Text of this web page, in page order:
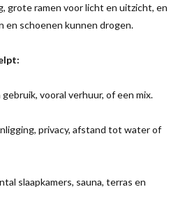
grote ramen voor licht en uitzicht, en
en schoenen kunnen drogen.
vooral verhuur, of een mix.
privacy, afstand tot water of
slaapkamers, sauna, terras en